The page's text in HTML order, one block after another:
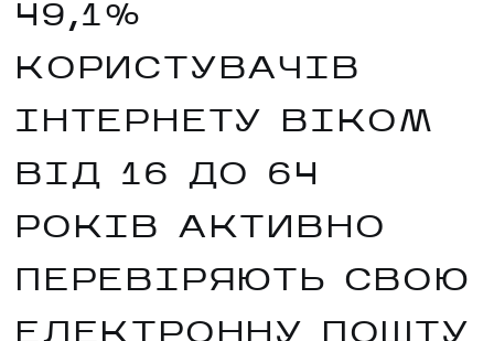
49,1%
КОРИСТУВАЧІВ
ІНТЕРНЕТУ ВІКОМ
ВІД 16 ДО 64
РОКІВ АКТИВНО
ПЕРЕВІРЯЮТЬ СВОЮ